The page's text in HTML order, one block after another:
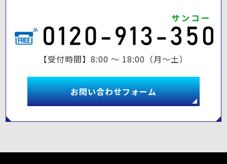
【受付時間】8:00 ～ 18:00（月～土）
お問い合わせフォーム